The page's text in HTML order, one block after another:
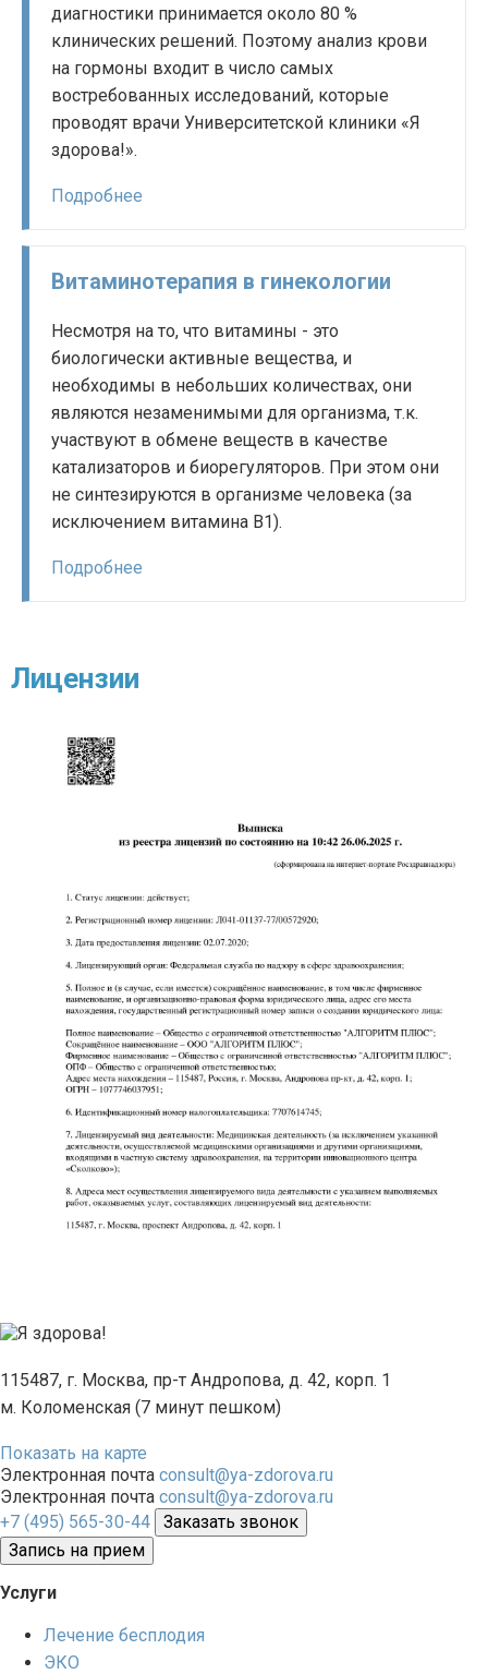
диагностики принимается около 80 %
клинических решений. Поэтому анализ крови
на гормоны входит в число самых
востребованных исследований, которые
проводят врачи Университетской клиники «Я
здорова!».
Подробнее
Витаминотерапия в гинекологии
Несмотря на то, что витамины - это
биологически активные вещества, и
необходимы в небольших количествах, они
являются незаменимыми для организма, т.к.
участвуют в обмене веществ в качестве
катализаторов и биорегуляторов. При этом они
не синтезируются в организме человека (за
исключением витамина В1).
Подробнее
Лицензии
115487, г. Москва, пр-т Андропова, д. 42, корп. 1
м. Коломенская (7 минут пешком)
Показать на карте
Электронная почта consult@ya-zdorova.ru
Электронная почта consult@ya-zdorova.ru
+7 (495) 565-30-44
Заказать звонок
Запись на прием
Услуги
Лечение бесплодия
ЭКО